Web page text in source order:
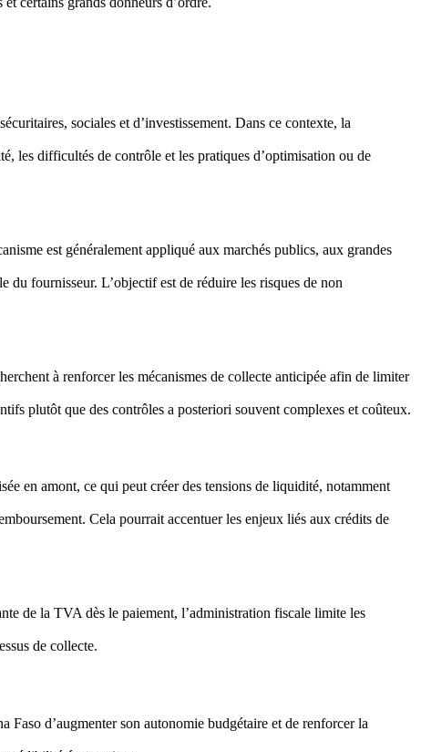
sociales et d’investissement. Dans ce contexte, la
les difficultés de contrôle et les pratiques d’optimisation ou de
est généralement appliqué aux marchés publics, aux grandes
du fournisseur. L’objectif est de réduire les risques de non
à renforcer les mécanismes de collecte anticipée afin de limiter
plutôt que des contrôles a posteriori souvent complexes et coûteux.
en amont, ce qui peut créer des tensions de liquidité, notamment
Cela pourrait accentuer les enjeux liés aux crédits de
de la TVA dès le paiement, l’administration fiscale limite les
de collecte.
d’augmenter son autonomie budgétaire et de renforcer la